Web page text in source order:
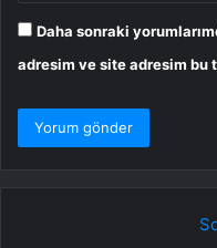
Daha sonraki
adresim ve site adresim bu